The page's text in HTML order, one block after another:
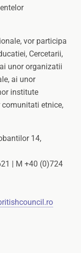
vor participa
Cercetarii,
unor organizatii
ai unor
institute
etnice,
14,
| M +40 (0)724